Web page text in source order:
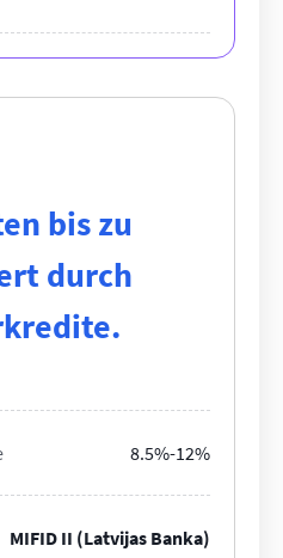
bis zu
durch
8.5%-12%
MIFID II (Latvijas Banka)